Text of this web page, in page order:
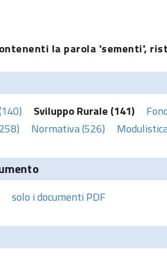
la parola 'sementi',
Sviluppo Rurale (141)
Normativa (526)
solo i documenti PDF